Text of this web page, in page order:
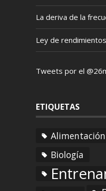
La deriva de la
Ley de
Tweets por el
ETIQUETAS
Alimentación
Biología